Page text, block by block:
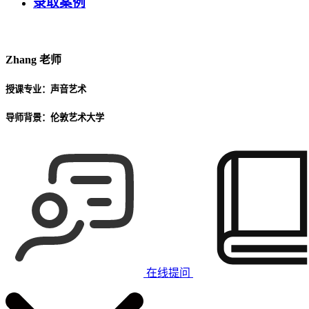
Zhang 老师
授课专业： 声音艺术
导师背景： 伦敦艺术大学
在线提问